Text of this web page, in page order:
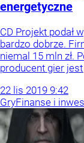
energetyczne
CD Projekt podał
bardzo dobrze.
niemal 15 mln zł.
producent gier
22 lis 2019 9:42
GryFinanse i